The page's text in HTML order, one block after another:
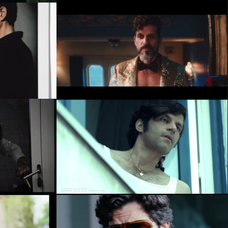
2021
ICH WAR NOCH NIEMALS IN NEW
YORK
Video abspielen
TAGE
MÜNCHEN 72 - DAS ATTENTAT
Video abspielen